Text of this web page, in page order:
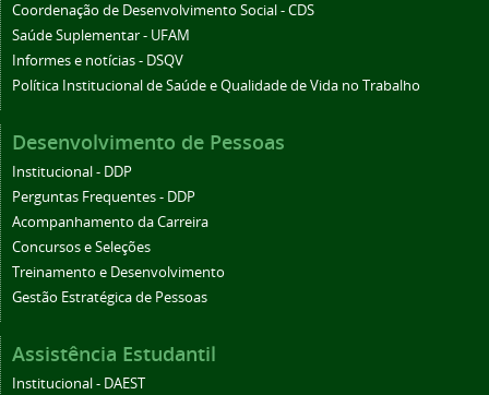
Coordenação de Desenvolvimento Social - CDS
Saúde Suplementar - UFAM
Informes e notícias - DSQV
Política Institucional de Saúde e Qualidade de Vida no Trabalho
Desenvolvimento de Pessoas
Institucional - DDP
Perguntas Frequentes - DDP
Acompanhamento da Carreira
Concursos e Seleções
Treinamento e Desenvolvimento
Gestão Estratégica de Pessoas
Assistência Estudantil
Institucional - DAEST